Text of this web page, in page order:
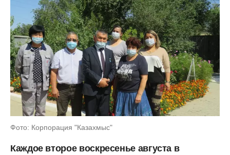
Фото: Корпорация "Казахмыс"
Каждое второе воскресенье августа в